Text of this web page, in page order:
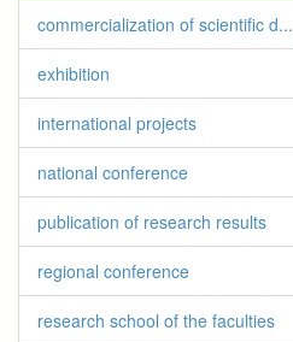
commercialization of scientific d...
exhibition
international projects
national conference
publication of research results
regional conference
research school of the faculties